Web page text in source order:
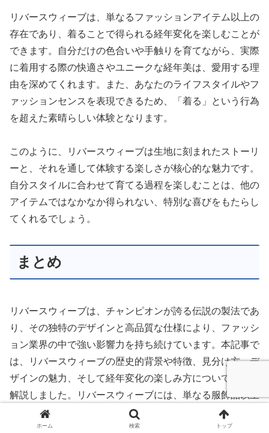
リバースウィーブは、単なるファッションアイテム以上の
存在であり、着ることで得られる経年変化を楽しむことが
できます。自分だけの色合いや手触りを育てながら、実際
に着用する際の快適さやユニークな経年美は、愛用する理
由を深めてくれます。また、あなたのライフスタイルやフ
ァッションセンスを表現できるため、「着る」という行為
を超えた素晴らしい体験となります。
このように、リバースウィーブは生地に刻まれたストーリ
ーと、それを通して体験する楽しさが核心的な魅力です。
自分スタイルに合わせて育てる過程を楽しむことは、他の
アイテムではなかなか得られない、特別な喜びをもたらし
てくれるでしょう。
まとめ
リバースウィーブは、チャンピオンが誇る伝説の製法であ
り、その独特のデザインと高品質な仕様により、ファッシ
ョン業界の中で強い影響力を持ち続けています。本記事で
は、リバースウィーブの歴史的背景や特徴、見分け方、デ
ザインの魅力、そして経年変化の楽しみ方について詳しく
解説しました。リバースウィーブには、単なる服飾品以上
の価値が秘められており、着用者自身のライフスタイルや
ファッション感覚を表現できる特別なアイテムといえるで
ホーム 検索 トップ